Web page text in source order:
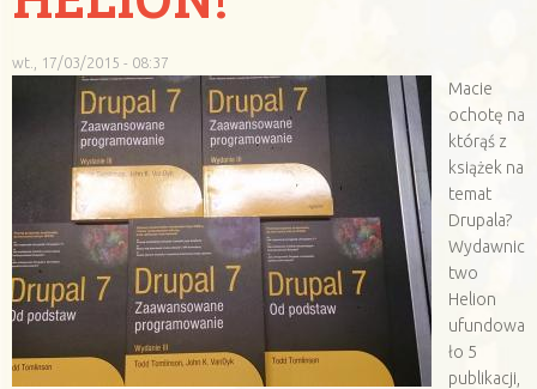
wt., 17/03/2015 - 08:37
Macie
ochotę na
którąś z
książek na
temat
Drupala?
Wydawnic
two
Helion
ufundowa
ło 5
publikacji,